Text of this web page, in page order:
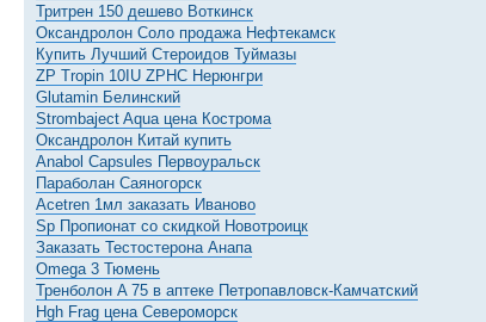
Тритрен 150 дешево Воткинск
Оксандролон Соло продажа Нефтекамск
Купить Лучший Стероидов Туймазы
ZP Tropin 10IU ZPHC Нерюнгри
Glutamin Белинский
Strombaject Aqua цена Кострома
Оксандролон Китай купить
Anabol Capsules Первоуральск
Параболан Саяногорск
Acetren 1мл заказать Иваново
Sp Пропионат со скидкой Новотроицк
Заказать Тестостерона Анапа
Omega 3 Тюмень
Тренболон A 75 в аптеке Петропавловск-Камчатский
Hgh Frag цена Североморск